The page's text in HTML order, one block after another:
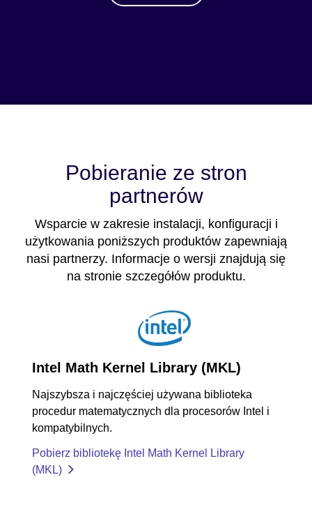
Pobieranie ze stron
partnerów
Wsparcie w zakresie instalacji, konfiguracji i
użytkowania poniższych produktów zapewniają
nasi partnerzy. Informacje o wersji znajdują się
na stronie szczegółów produktu.
Intel Math Kernel Library (MKL)
Najszybsza i najczęściej używana biblioteka
procedur matematycznych dla procesorów Intel i
kompatybilnych.
Pobierz bibliotekę Intel Math Kernel Library
(MKL)